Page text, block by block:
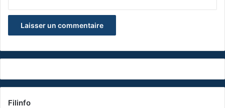
Filinfo